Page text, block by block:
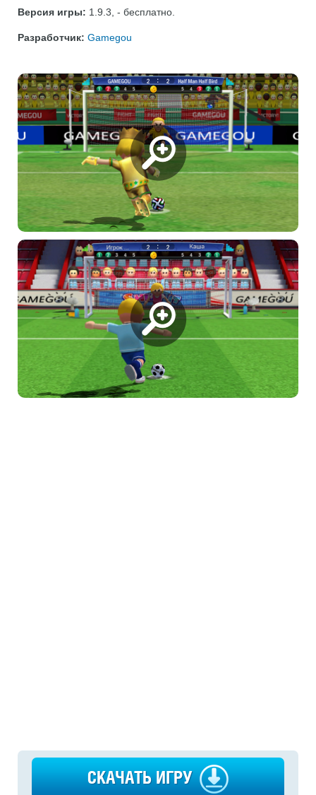
Версия игры: 1.9.3 - бесплатно
Разработчик: Gamegou
СКАЧАТЬ ИГРУ